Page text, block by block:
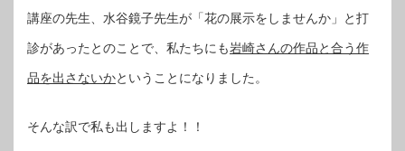
講座の先生、水谷鏡子先生が「花の展示をしませんか」と打
診があったとのことで、私たちにも岩崎さんの作品と合う作
品を出さないかということになりました。
そんな訳で私も出しますよ！！